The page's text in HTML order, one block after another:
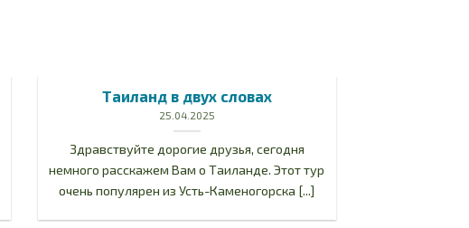
Таиланд в двух словах
25.04.2025
Здравствуйте дорогие друзья, сегодня
немного расскажем Вам о Таиланде. Этот тур
очень популярен из Усть-Каменогорска [...]